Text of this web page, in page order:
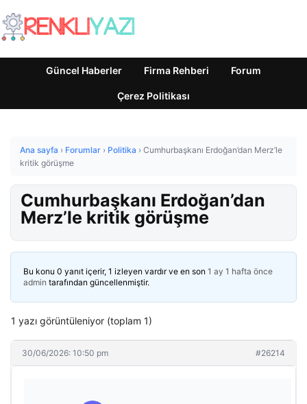
Güncel Haberler Firma Rehberi Forum
Çerez Politikası
Ana sayfa › Forumlar › Politika › Cumhurbaşkanı Erdoğan’dan Merz’le
kritik görüşme
Cumhurbaşkanı Erdoğan’dan
Merz’le kritik görüşme
Bu konu 0 yanıt içerir, 1 izleyen vardır ve en son 1 ay 1 hafta önce
admin tarafından güncellenmiştir.
1 yazı görüntüleniyor (toplam 1)
30/06/2026: 10:50 pm #26214